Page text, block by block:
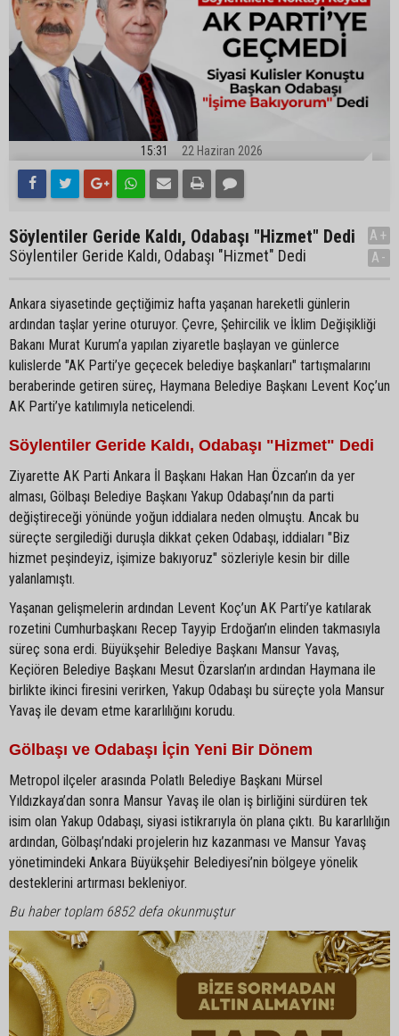
15:31 22 Haziran 2026
Söylentiler Geride Kaldı, Odabaşı "Hizmet" Dedi
Söylentiler Geride Kaldı, Odabaşı "Hizmet" Dedi
A+
A-
Ankara siyasetinde geçtiğimiz hafta yaşanan hareketli günlerin
ardından taşlar yerine oturuyor. Çevre, Şehircilik ve İklim Değişikliği
Bakanı Murat Kurum’a yapılan ziyaretle başlayan ve günlerce
kulislerde "AK Parti’ye geçecek belediye başkanları" tartışmalarını
beraberinde getiren süreç, Haymana Belediye Başkanı Levent Koç’un
AK Parti’ye katılımıyla neticelendi.
Söylentiler Geride Kaldı, Odabaşı "Hizmet" Dedi
Ziyarette AK Parti Ankara İl Başkanı Hakan Han Özcan’ın da yer
alması, Gölbaşı Belediye Başkanı Yakup Odabaşı’nın da parti
değiştireceği yönünde yoğun iddialara neden olmuştu. Ancak bu
süreçte sergilediği duruşla dikkat çeken Odabaşı, iddiaları "Biz
hizmet peşindeyiz, işimize bakıyoruz" sözleriyle kesin bir dille
yalanlamıştı.
Yaşanan gelişmelerin ardından Levent Koç’un AK Parti’ye katılarak
rozetini Cumhurbaşkanı Recep Tayyip Erdoğan’ın elinden takmasıyla
süreç sona erdi. Büyükşehir Belediye Başkanı Mansur Yavaş,
Keçiören Belediye Başkanı Mesut Özarslan’ın ardından Haymana ile
birlikte ikinci firesini verirken, Yakup Odabaşı bu süreçte yola Mansur
Yavaş ile devam etme kararlılığını korudu.
Gölbaşı ve Odabaşı İçin Yeni Bir Dönem
Metropol ilçeler arasında Polatlı Belediye Başkanı Mürsel
Yıldızkaya’dan sonra Mansur Yavaş ile olan iş birliğini sürdüren tek
isim olan Yakup Odabaşı, siyasi istikrarıyla ön plana çıktı. Bu kararlılığın
ardından, Gölbaşı’ndaki projelerin hız kazanması ve Mansur Yavaş
yönetimindeki Ankara Büyükşehir Belediyesi’nin bölgeye yönelik
desteklerini artırması bekleniyor.
Bu haber toplam 6852 defa okunmuştur